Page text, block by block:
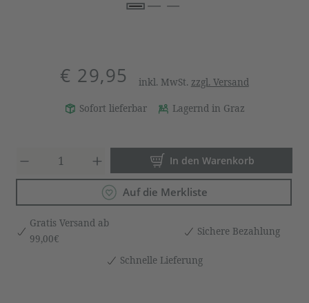
€ 29,95 inkl. MwSt. zzgl. Versand
Sofort lieferbar Lagernd in Graz
Produkt Anzahl: Gib den
In den Warenkorb
Auf die Merkliste
Gratis Versand ab
99,00€
Sichere Bezahlung
Schnelle Lieferung